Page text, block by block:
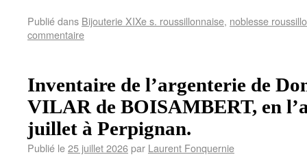
Publié dans Bijouterie XIXe s. roussillonnaise, noblesse
commentaire
Inventaire de l’argenterie de
VILAR de BOISAMBERT, en
juillet à Perpignan.
Publié le25 juillet 2026par Laurent Fonquernie